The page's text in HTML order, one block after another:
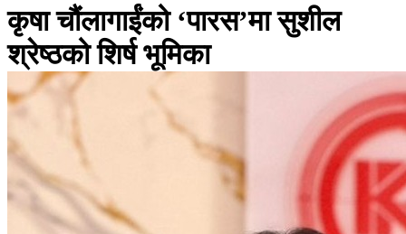
कृषा चौंलागाईंको ‘पारस’मा सुशील
श्रेष्ठको शिर्ष भूमिका